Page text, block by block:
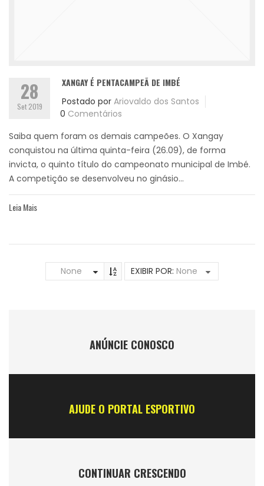
28
Set 2019
XANGAY É PENTACAMPEÃ DE IMBÉ
Postado por Ariovaldo dos Santos
0 Comentários
Saiba quem foram os demais campeões. O Xangay
conquistou na última quinta-feira (26.09), de forma
invicta, o quinto título do campeonato municipal de Imbé.
A competição se desenvolveu no ginásio...
Leia Mais
None EXIBIR POR: None
ANÚNCIE CONOSCO
AJUDE O PORTAL ESPORTIVO
CONTINUAR CRESCENDO